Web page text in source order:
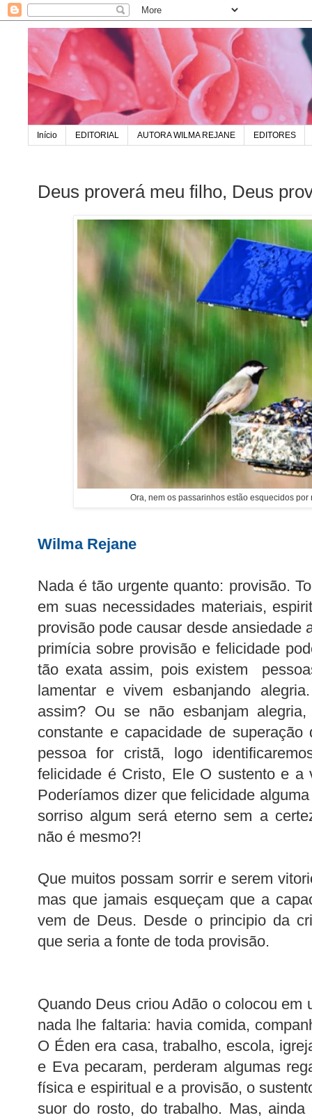
Início EDITORIAL AUTORA WILMA REJANE EDITORES
Deus proverá meu filho, Deus
Ora, nem os passarinhos estão esquecidos por
Wilma Rejane
Nada é tão urgente quanto: provisão.
em suas necessidades materiais,
provisão pode causar desde ansiedade
primícia sobre provisão e felicidade
tão exata assim, pois existem
lamentar e vivem esbanjando
assim? Ou se não esbanjam
constante e capacidade de
pessoa for cristã, logo
felicidade é Cristo, Ele O sustento e a
Poderíamos dizer que felicidade
sorriso algum será eterno sem a
não é mesmo?!
Que muitos possam sorrir e serem
mas que jamais esqueçam que a
vem de Deus. Desde o principio da
que seria a fonte de toda provisão.
Quando Deus criou Adão o colocou em
nada lhe faltaria: havia comida,
O Éden era casa, trabalho, escola,
e Eva pecaram, perderam algumas
física e espiritual e a provisão, o
suor do rosto, do trabalho. Mas, ainda